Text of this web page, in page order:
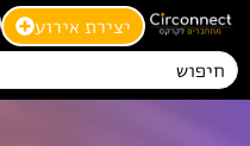
יצירת אירוע